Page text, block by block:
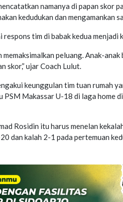
namanya di papan skor
kedudukan dan mengamankan
tim di babak kedua menjadi
memaksimalkan peluang. Anak-
skor,” ujar Coach Lulut.
keunggulan tim tuan rumah
Makassar U-18 di laga home
Rosidin itu harus menelan
dan kalah 2-1 pada pertemuan